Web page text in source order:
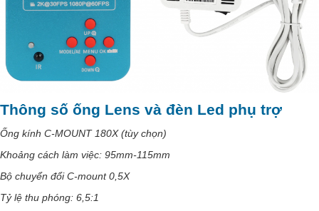
Thông số ống Lens và đèn Led phụ trợ
Ống kính C-MOUNT 180X (tùy chọn)
Khoảng cách làm việc: 95mm-115mm
Bộ chuyển đổi C-mount 0,5X
Tỷ lệ thu phóng: 6,5:1